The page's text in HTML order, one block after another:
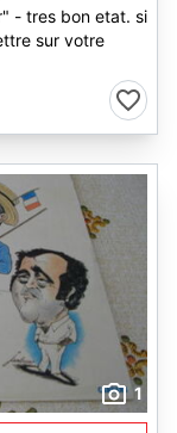
- tres bon etat. si
sur votre
1